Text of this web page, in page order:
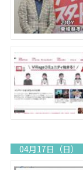
04月17日（日）